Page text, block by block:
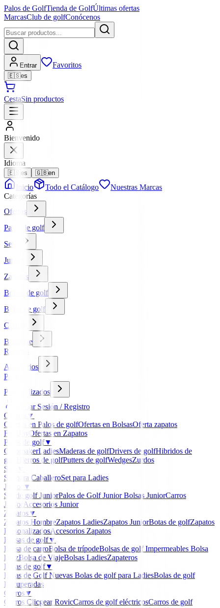
Palos de GolfTienda de GolfÚltimas ofertas
MarcasClub de golfConócenos
Entrar Favoritos
🇪🇸es
CestaSin productos
Bienvenido
Idioma
🇪🇸 es 🇬🇧en
Inicio Todo el Catálogo
Nuestras Marcas
Categorías
Ofertas
Palos de golf
Sets
Junior
Zapatos
Bolsas de golf
Bolas de golf
Carros
Boutique
Regalos
Accesorios
Packs
Personalizados
Iniciar Sesión / Registro
Ofertas
▼
Ofertas en Palos de golfOfertas en BolsasOferta zapatos
FootJoy
Ofertas en Zapatos
Palos de golf▼
ClubmakerLadiesMaderas de golfDrivers de golfHibridos de
golf
Hierros de golfPutters de golfWedgesZurdos
Sets
Set para CaballeroSet para Ladies
Junior
▼
Set de golf JuniorPalos de Golf JuniorBolsas JuniorCarros
Junior Accesorios Junior
Zapatos▼
Zapatos HombreZapatos LadiesZapatos JuniorBotas de golfZapatos
PersonalizadosAccesorios Zapatos
Bolsas de golf▼
Bolsa de carroBolsa de trípodeBolsas de golf Impermeables Bolsa
lápizBolsa de ViajeBolsas LadiesZapateros
Bolas de golf▼
Bolas de Golf Nuevas Bolas de golf para LadiesBolas de golf
Recuperadas
Carros▼
Carros Clicgear RovicCarros de golf eléctricosCarros de golf